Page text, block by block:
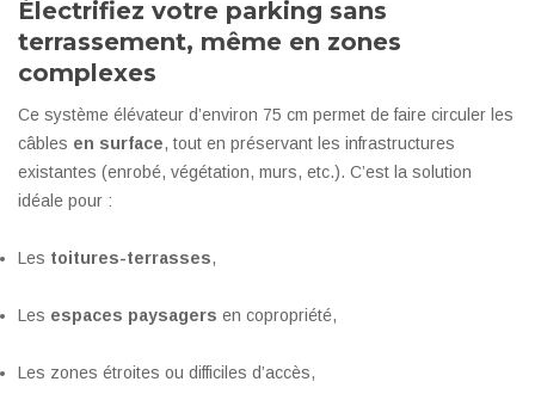
Électrifiez votre parking sans
terrassement, même en zones
complexes
Ce système élévateur d’environ 75 cm permet de faire circuler les
câbles en surface, tout en préservant les infrastructures
existantes (enrobé, végétation, murs, etc.). C’est la solution
idéale pour :
Les toitures-terrasses,
Les espaces paysagers en copropriété,
Les zones étroites ou difficiles d’accès,